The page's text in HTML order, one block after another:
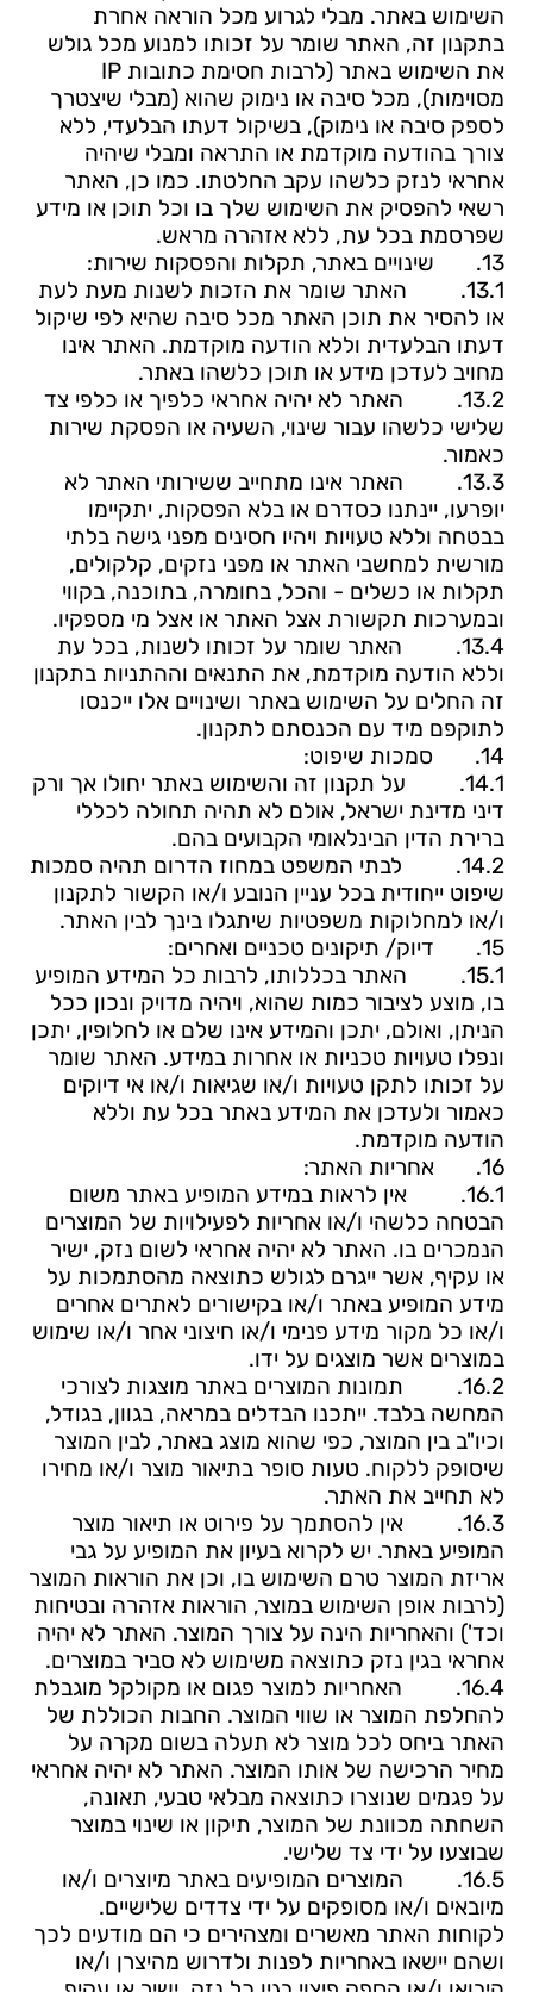
השימוש באתר. מבלי לגרוע מכל הוראה אחרת
בתקנון זה, האתר שומר על זכותו למנוע מכל גולש
את השימוש באתר (לרבות חסימת כתובות IP
מסוימות), מכל סיבה או נימוק שהוא (מבלי שיצטרך
לספק סיבה או נימוק), בשיקול דעתו הבלעדי, ללא
צורך בהודעה מוקדמת או התראה ומבלי שיהיה
אחראי לנזק כלשהו עקב החלטתו. כמו כן, האתר
רשאי להפסיק את השימוש שלך בו וכל תוכן או מידע
שפרסמת בכל עת, ללא אזהרה מראש.
13.
שינויים באתר, תקלות והפסקות שירות:
13.1.
האתר שומר את הזכות לשנות מעת לעת
או להסיר את תוכן האתר מכל סיבה שהיא לפי שיקול
דעתו הבלעדית וללא הודעה מוקדמת. האתר אינו
מחויב לעדכן מידע או תוכן כלשהו באתר.
13.2.
האתר לא יהיה אחראי כלפיך או כלפי צד
שלישי כלשהו עבור שינוי, השעיה או הפסקת שירות
כאמור.
13.3.
האתר אינו מתחייב ששירותי האתר לא
יופרעו, יינתנו כסדרם או בלא הפסקות, יתקיימו
בבטחה וללא טעויות ויהיו חסינים מפני גישה בלתי
מורשית למחשבי האתר או מפני נזקים, קלקולים,
תקלות או כשלים - והכל, בחומרה, בתוכנה, בקווי
ובמערכות תקשורת אצל האתר או אצל מי מספקיו.
13.4.
האתר שומר על זכותו לשנות, בכל עת
וללא הודעה מוקדמת, את התנאים וההתניות בתקנון
זה החלים על השימוש באתר ושינויים אלו ייכנסו
לתוקפם מיד עם הכנסתם לתקנון.
14.
סמכות שיפוט:
14.1.
על תקנון זה והשימוש באתר יחולו אך ורק
דיני מדינת ישראל, אולם לא תהיה תחולה לכללי
ברירת הדין הבינלאומי הקבועים בהם.
14.2.
לבתי המשפט במחוז הדרום תהיה סמכות
שיפוט ייחודית בכל עניין הנובע ו/או הקשור לתקנון
ו/או למחלוקות משפטיות שיתגלו בינך לבין האתר.
15.
דיוק/ תיקונים טכניים ואחרים:
15.1.
האתר בכללותו, לרבות כל המידע המופיע
בו, מוצע לציבור כמות שהוא, ויהיה מדויק ונכון ככל
הניתן, ואולם, יתכן והמידע אינו שלם או לחלופין, יתכן
ונפלו טעויות טכניות או אחרות במידע. האתר שומר
על זכותו לתקן טעויות ו/או שגיאות ו/או אי דיוקים
כאמור ולעדכן את המידע באתר בכל עת וללא
הודעה מוקדמת.
16.
אחריות האתר:
16.1.
אין לראות במידע המופיע באתר משום
הבטחה כלשהי ו/או אחריות לפעילויות של המוצרים
הנמכרים בו. האתר לא יהיה אחראי לשום נזק, ישיר
או עקיף, אשר ייגרם לגולש כתוצאה מהסתמכות על
מידע המופיע באתר ו/או בקישורים לאתרים אחרים
ו/או כל מקור מידע פנימי ו/או חיצוני אחר ו/או שימוש
במוצרים אשר מוצגים על ידו.
16.2.
תמונות המוצרים באתר מוצגות לצורכי
המחשה בלבד. ייתכנו הבדלים במראה, בגוון, בגודל,
וכיו"ב בין המוצר, כפי שהוא מוצג באתר, לבין המוצר
שיסופק ללקוח. טעות סופר בתיאור מוצר ו/או מחירו
לא תחייב את האתר.
16.3.
אין להסתמך על פירוט או תיאור מוצר
המופיע באתר. יש לקרוא בעיון את המופיע על גבי
אריזת המוצר טרם השימוש בו, וכן את הוראות המוצר
(לרבות אופן השימוש במוצר, הוראות אזהרה ובטיחות
וכד') והאחריות הינה על צורך המוצר. האתר לא יהיה
אחראי בגין נזק כתוצאה משימוש לא סביר במוצרים.
16.4.
האחריות למוצר פגום או מקולקל מוגבלת
להחלפת המוצר או שווי המוצר. החבות הכוללת של
האתר ביחס לכל מוצר לא תעלה בשום מקרה על
מחיר הרכישה של אותו המוצר. האתר לא יהיה אחראי
על פגמים שנוצרו כתוצאה מבלאי טבעי, תאונה,
השחתה מכוונת של המוצר, תיקון או שינוי במוצר
שבוצעו על ידי צד שלישי.
16.5.
המוצרים המופיעים באתר מיוצרים ו/או
מיובאים ו/או מסופקים על ידי צדדים שלישיים.
לקוחות האתר מאשרים ומצהירים כי הם מודעים לכך
ושהם יישאו באחריות לפנות ולדרוש מהיצרן ו/או